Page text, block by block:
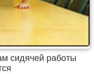
сидячей работы